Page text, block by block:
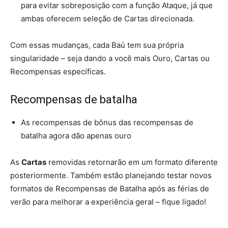
para evitar sobreposição com a função Ataque, já que
ambas oferecem seleção de Cartas direcionada.
Com essas mudanças, cada Baú tem sua própria
singularidade – seja dando a você mais Ouro, Cartas ou
Recompensas específicas.
Recompensas de batalha
As recompensas de bônus das recompensas de
batalha agora dão apenas ouro
As Cartas removidas retornarão em um formato diferente
posteriormente. Também estão planejando testar novos
formatos de Recompensas de Batalha após as férias de
verão para melhorar a experiência geral – fique ligado!